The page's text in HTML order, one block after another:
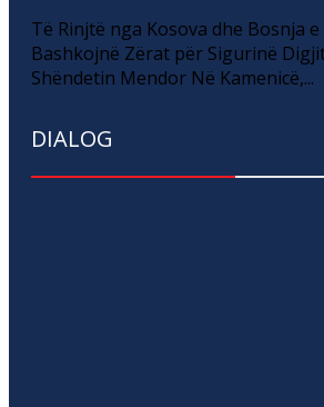
Të Rinjtë nga Kosova dhe Bosnja
Bashkojnë Zërat për Sigurinë
Shëndetin Mendor Në Kamenicë,...
DIALOG